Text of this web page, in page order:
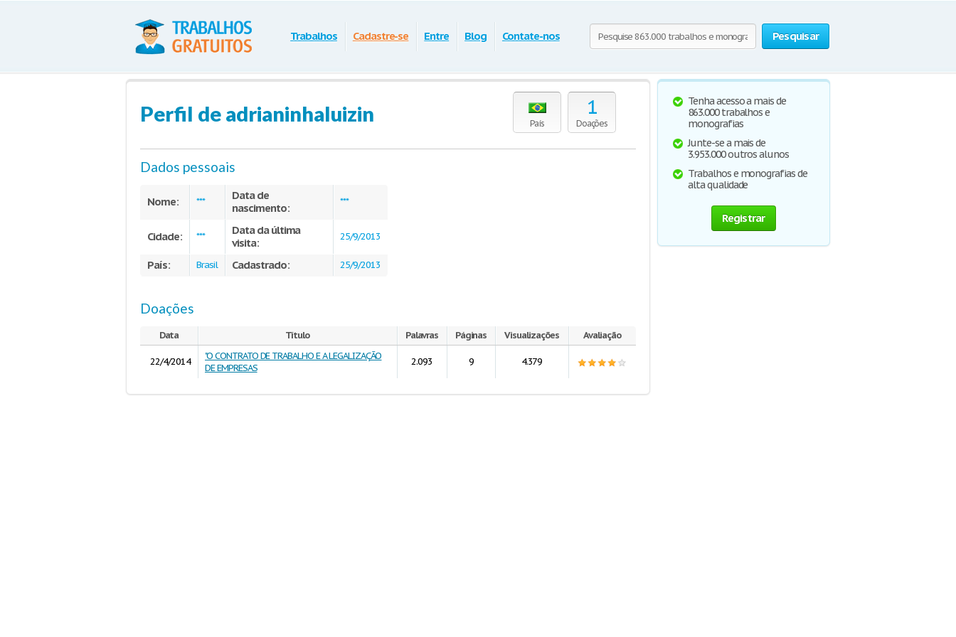
Pesquisar
Trabalhos Cadastre-se Entre Blog Contate-nos
País
1
Doações
Perfil de adrianinhaluizin
Dados pessoais
Nome: ***
Data de
nascimento:
***
Cidade: ***
Data da última
visita:
25/9/2013
País: Brasil Cadastrado: 25/9/2013
Doações
Data Título Palavras Páginas Visualizações Avaliação
22/4/2014
"O CONTRATO DE TRABALHO E A LEGALIZAÇÃO
DE EMPRESAS
2.093 9 4.379
Tenha acesso a mais de
863.000 trabalhos e
monografias
Junte-se a mais de
3.953.000 outros alunos
Trabalhos e monografias de
alta qualidade
Registrar